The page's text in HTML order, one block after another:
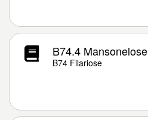
B74.4 Mansonelose
B74 Filariose